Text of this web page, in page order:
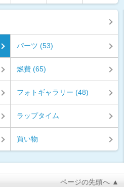
パーツ (53)
燃費 (65)
フォトギャラリー (48)
ラップタイム
買い物
ページの先頭へ ▲